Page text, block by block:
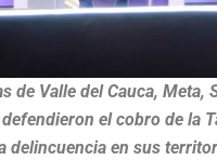
de Valle del Cauca,
el cobro de la
delincuencia en sus